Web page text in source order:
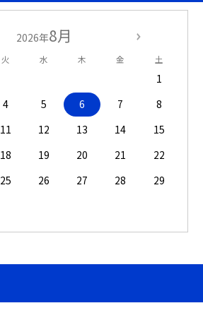
2026年8月
火 水 木 金 土
1
4 5 6 7
8
11 12 13 14
15
18 19 20 21
22
25 26 27 28
29